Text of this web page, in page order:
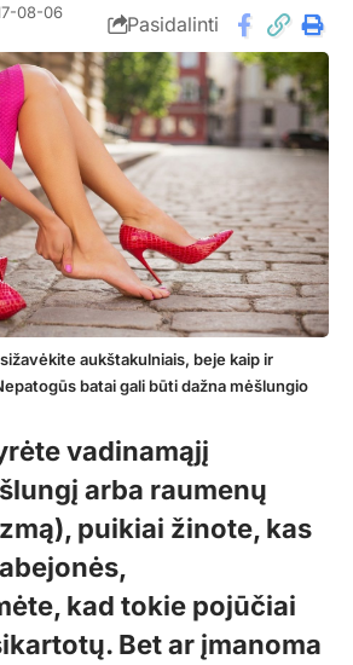
08-06
Pasidalinti
aukštakulniais, beje kaip ir
batai gali būti dažna mėšlungio
vadinamąjį
arba raumenų
puikiai žinote, kas
kad tokie pojūčiai
Bet ar įmanoma